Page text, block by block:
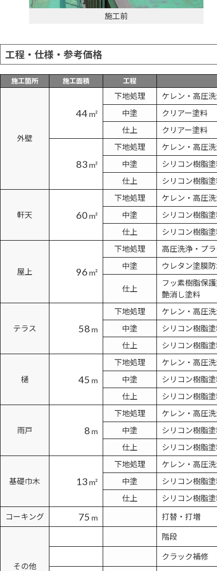
施工前
工程・仕様・参考価格
施工箇所 施工面積 工程
外壁
44 m²
下地処理
ケレン・高圧
中塗
クリアー塗料
仕上
クリアー塗料
83 m²
下地処理
ケレン・高圧
中塗
シリコン樹脂
仕上
シリコン樹脂
軒天 60 m²
下地処理
ケレン・高圧
中塗
シリコン樹脂
仕上
シリコン樹脂
屋上 96 m²
下地処理
高圧洗浄・プ
中塗
ウレタン塗膜
仕上
フッ素樹脂保
艶消し塗料
テラス 58 m
下地処理
ケレン・高圧
中塗
シリコン樹脂
仕上
シリコン樹脂
樋 45 m
下地処理
ケレン・高圧
中塗
シリコン樹脂
仕上
シリコン樹脂
雨戸 8 m
下地処理
ケレン・高圧
中塗
シリコン樹脂
仕上
シリコン樹脂
基礎巾木 13 m²
下地処理
ケレン・高圧
中塗
シリコン樹脂
仕上
シリコン樹脂
コーキング
75 m 打替・打増
その他
階段
クラック補修